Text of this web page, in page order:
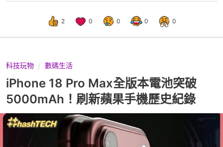
2 0 0 0 0
科技玩物 數碼生活
iPhone 18 Pro Max全版本電池突破
5000mAh！刷新蘋果手機歷史紀錄